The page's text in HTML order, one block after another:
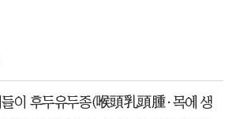
이 후두유두종(喉頭乳頭腫·목에 생